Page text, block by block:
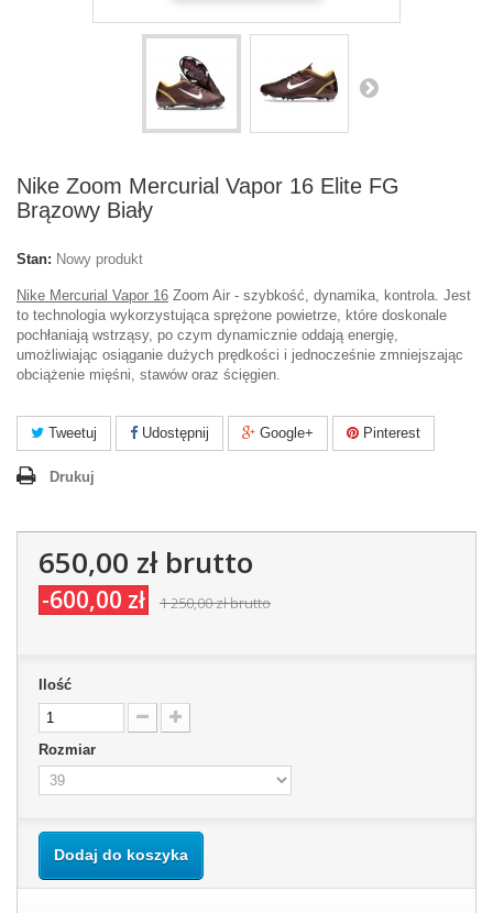
Nike Zoom Mercurial Vapor 16 Elite FG
Brązowy Biały
Stan: Nowy produkt
Nike Mercurial Vapor 16 Zoom Air - szybkość, dynamika, kontrola. Jest
to technologia wykorzystująca sprężone powietrze, które doskonale
pochłaniają wstrząsy, po czym dynamicznie oddają energię,
umożliwiając osiąganie dużych prędkości i jednocześnie zmniejszając
obciążenie mięśni, stawów oraz ścięgien.
Tweetuj Udostępnij Google+ Pinterest
Drukuj
650,00 złbrutto
-600,00 zł 1 250,00 złbrutto
Ilość
Rozmiar
Dodaj do koszyka